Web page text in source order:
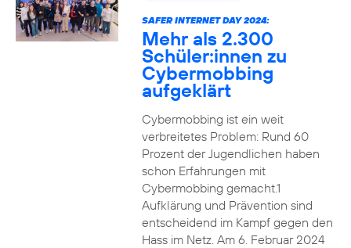
SAFER INTERNET DAY 2024:
Mehr als 2.300
Schüler:innen zu
Cybermobbing
aufgeklärt
Cybermobbing ist ein weit
verbreitetes Problem: Rund 60
Prozent der Jugendlichen haben
schon Erfahrungen mit
Cybermobbing gemacht.1
Aufklärung und Prävention sind
entscheidend im Kampf gegen den
Hass im Netz. Am 6. Februar 2024